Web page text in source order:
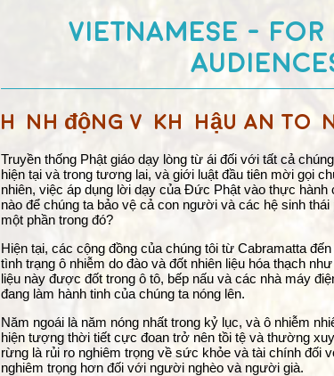
VIETNAMESE - FOR
Hành động vì khí hậu an
Truyền thống Phật giáo dạy lòng từ ái đối với tất cả
hiện tại và trong tương lai, và giới luật đầu tiên mời gọi
nhiên, việc áp dụng lời dạy của Đức Phật vào thực hành
nào để chúng ta bảo vệ cả con người và các hệ sinh
một phần trong đó?
Hiện tại, các cộng đồng của chúng tôi từ Cabramatta
tình trạng ô nhiễm do đào và đốt nhiên liệu hóa thạch
liệu này được đốt trong ô tô, bếp nấu và các nhà máy
đang làm hành tinh của chúng ta nóng lên.
Năm ngoái là năm nóng nhất trong kỷ lục, và ô nhiễm
hiện tượng thời tiết cực đoan trở nên tồi tệ và thường
rừng là rủi ro nghiêm trọng về sức khỏe và tài chính đối
nghiêm trọng hơn đối với người nghèo và người già.